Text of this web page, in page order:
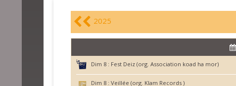
2025
Dim 8 : Fest Deiz (org. Association koad ha mor)
Dim 8 : Veillée (org. Klam Records )